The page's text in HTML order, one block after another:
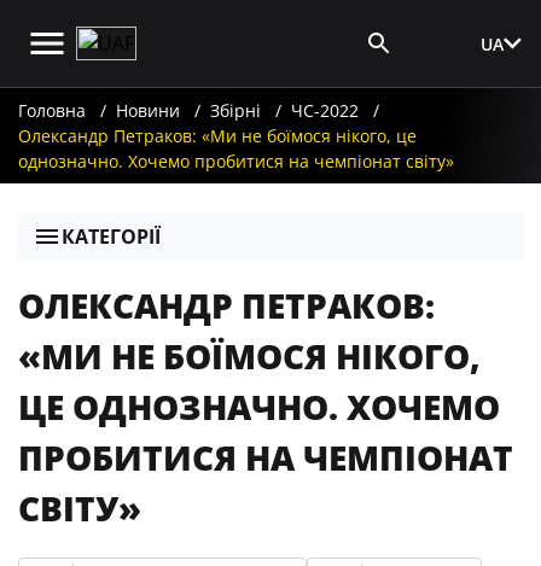
UA
Головна Новини Збірні
ЧС-2022
Олександр Петраков: «Ми не боїмося нікого, це
однозначно. Хочемо пробитися на чемпіонат світу»
КАТЕГОРІЇ
ОЛЕКСАНДР ПЕТРАКОВ:
«МИ НЕ БОЇМОСЯ НІКОГО,
ЦЕ ОДНОЗНАЧНО. ХОЧЕМО
ПРОБИТИСЯ НА ЧЕМПІОНАТ
СВІТУ»